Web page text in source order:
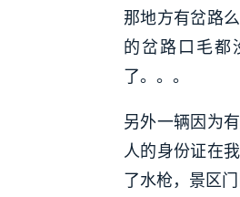
那地方有岔路
的岔路口毛都
了。。。
另外一辆因为
人的身份证在
了水枪，景区